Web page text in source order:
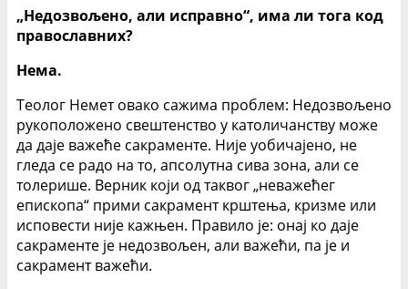
„Недозвољено, али исправно“, има ли тога код
православних?
Нема.
Теолог Немет овако сажима проблем: Недозвољено
рукоположено свештенство у католичанству може
да даје важеће сакраменте. Није уобичајено, не
гледа се радо на то, апсолутна сива зона, али се
толерише. Верник који од таквог „неважећег
епископа“ прими сакрамент крштења, кризме или
исповести није кажњен. Правило је: онај ко даје
сакраменте је недозвољен, али важећи, па је и
сакрамент важећи.